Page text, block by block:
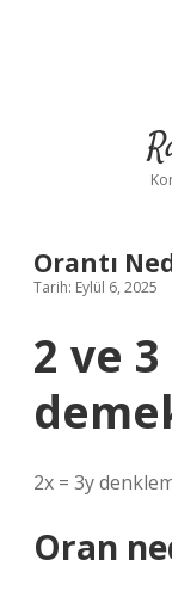
Orantı
Tarih: Eylül 6, 2025
2 ve
2x = 3y
Oran